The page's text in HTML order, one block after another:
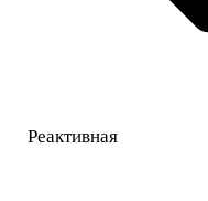
Реактивная